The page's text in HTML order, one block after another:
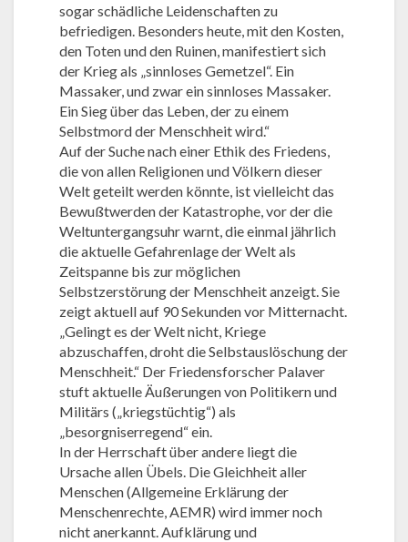
sogar schädliche Leidenschaften zu
befriedigen. Besonders heute, mit den Kosten,
den Toten und den Ruinen, manifestiert sich
der Krieg als „sinnloses Gemetzel“. Ein
Massaker, und zwar ein sinnloses Massaker.
Ein Sieg über das Leben, der zu einem
Selbstmord der Menschheit wird.“
Auf der Suche nach einer Ethik des Friedens,
die von allen Religionen und Völkern dieser
Welt geteilt werden könnte, ist vielleicht das
Bewußtwerden der Katastrophe, vor der die
Weltuntergangsuhr warnt, die einmal jährlich
die aktuelle Gefahrenlage der Welt als
Zeitspanne bis zur möglichen
Selbstzerstörung der Menschheit anzeigt. Sie
zeigt aktuell auf 90 Sekunden vor Mitternacht.
„Gelingt es der Welt nicht, Kriege
abzuschaffen, droht die Selbstauslöschung der
Menschheit.“ Der Friedensforscher Palaver
stuft aktuelle Äußerungen von Politikern und
Militärs („kriegstüchtig“) als
„besorgniserregend“ ein.
In der Herrschaft über andere liegt die
Ursache allen Übels. Die Gleichheit aller
Menschen (Allgemeine Erklärung der
Menschenrechte, AEMR) wird immer noch
nicht anerkannt. Aufklärung und